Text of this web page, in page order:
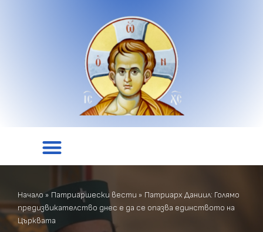
Начало » Патриаршески вести » Патриарх Даниил: Голямо
предизвикателство днес е да се опазва единството на
Църквата